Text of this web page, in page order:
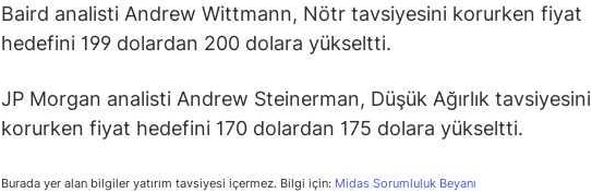
Baird analisti Andrew Wittmann, Nötr tavsiyesini korurken fiyat
hedefini 199 dolardan 200 dolara yükseltti.
JP Morgan analisti Andrew Steinerman, Düşük Ağırlık tavsiyesini
korurken fiyat hedefini 170 dolardan 175 dolara yükseltti.
Burada yer alan bilgiler yatırım tavsiyesi içermez. Bilgi için: Midas Sorumluluk Beyanı